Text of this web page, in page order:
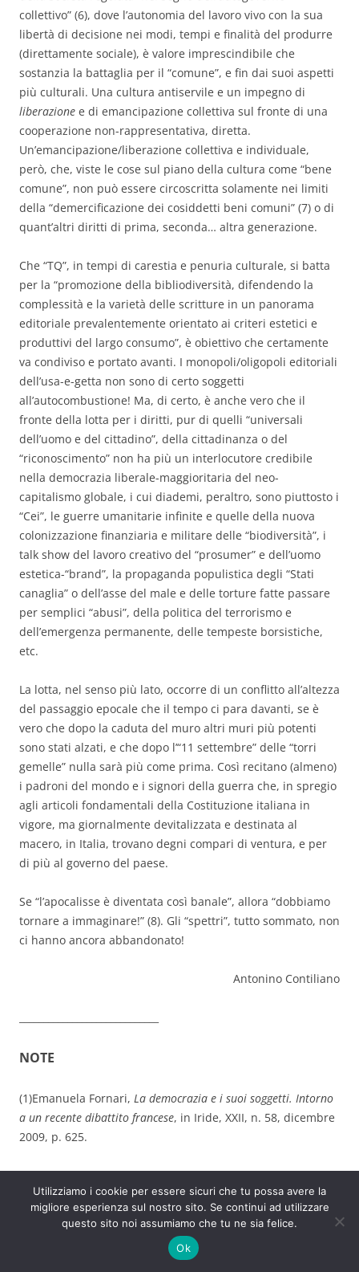
collettivo” (6), dove l’autonomia del lavoro vivo con la sua
libertà di decisione nei modi, tempi e finalità del produrre
(direttamente sociale), è valore imprescindibile che
sostanzia la battaglia per il “comune”, e fin dai suoi aspetti
più culturali. Una cultura antiservile e un impegno di
liberazione e di emancipazione collettiva sul fronte di una
cooperazione non-rappresentativa, diretta.
Un’emancipazione/liberazione collettiva e individuale,
però, che, viste le cose sul piano della cultura come “bene
comune”, non può essere circoscritta solamente nei limiti
della “demercificazione dei cosiddetti beni comuni” (7) o di
quant’altri diritti di prima, seconda… altra generazione.
Che “TQ”, in tempi di carestia e penuria culturale, si batta
per la “promozione della bibliodiversità, difendendo la
complessità e la varietà delle scritture in un panorama
editoriale prevalentemente orientato ai criteri estetici e
produttivi del largo consumo”, è obiettivo che certamente
va condiviso e portato avanti. I monopoli/oligopoli editoriali
dell’usa-e-getta non sono di certo soggetti
all’autocombustione! Ma, di certo, è anche vero che il
fronte della lotta per i diritti, pur di quelli “universali
dell’uomo e del cittadino”, della cittadinanza o del
“riconoscimento” non ha più un interlocutore credibile
nella democrazia liberale-maggioritaria del neo-
capitalismo globale, i cui diademi, peraltro, sono piuttosto i
“Cei”, le guerre umanitarie infinite e quelle della nuova
colonizzazione finanziaria e militare delle “biodiversità”, i
talk show del lavoro creativo del “prosumer” e dell’uomo
estetica-“brand”, la propaganda populistica degli “Stati
canaglia” o dell’asse del male e delle torture fatte passare
per semplici “abusi”, della politica del terrorismo e
dell’emergenza permanente, delle tempeste borsistiche,
etc.
La lotta, nel senso più lato, occorre di un conflitto all’altezza
del passaggio epocale che il tempo ci para davanti, se è
vero che dopo la caduta del muro altri muri più potenti
sono stati alzati, e che dopo l’“11 settembre” delle “torri
gemelle” nulla sarà più come prima. Così recitano (almeno)
i padroni del mondo e i signori della guerra che, in spregio
agli articoli fondamentali della Costituzione italiana in
vigore, ma giornalmente devitalizzata e destinata al
macero, in Italia, trovano degni compari di ventura, e per
di più al governo del paese.
Se “l’apocalisse è diventata così banale”, allora “dobbiamo
tornare a immaginare!” (8). Gli “spettri”, tutto sommato, non
ci hanno ancora abbandonato!
Antonino Contiliano
NOTE
(1)Emanuela Fornari, La democrazia e i suoi soggetti. Intorno
a un recente dibattito francese, in Iride, XXII, n. 58, dicembre
2009, p. 625.
(2)Ivi, p. 626.
(3) Slavoj Žižek,L’idea del comunismo. Come cominciare
dall’inizio , in Alfabeta2, n. 8, aprile 2011, p. 31.
Utilizziamo i cookie per essere sicuri che tu possa avere la
migliore esperienza sul nostro sito. Se continui ad utilizzare
questo sito noi assumiamo che tu ne sia felice.
Ok